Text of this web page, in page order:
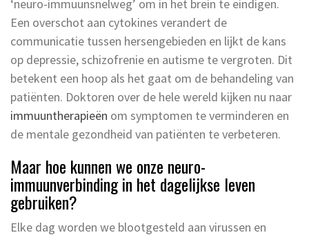
‘neuro-immuunsnelweg’ om in het brein te eindigen.
Een overschot aan cytokines verandert de
communicatie tussen hersengebieden en lijkt de kans
op depressie, schizofrenie en autisme te vergroten. Dit
betekent een hoop als het gaat om de behandeling van
patiënten. Doktoren over de hele wereld kijken nu naar
immuuntherapieën om symptomen te verminderen en
de mentale gezondheid van patiënten te verbeteren.
Maar hoe kunnen we onze neuro-
immuunverbinding in het dagelijkse leven
gebruiken?
Elke dag worden we blootgesteld aan virussen en